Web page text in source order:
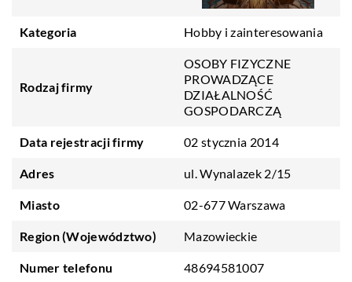
Kategoria Hobby i zainteresowania
Rodzaj firmy
OSOBY FIZYCZNE
PROWADZĄCE
DZIAŁALNOŚĆ
GOSPODARCZĄ
Data rejestracji firmy 02 stycznia 2014
Adres ul. Wynalazek 2/15
Miasto 02-677 Warszawa
Region (Województwo) Mazowieckie
Numer telefonu 48694581007